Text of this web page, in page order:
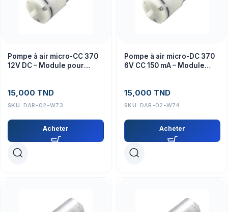
Pompe à air micro-CC 370
12V DC – Module pour
15,000 TND
SKU: DAR-02-W73
Acheter
Pompe à air micro-DC 370
6V CC 150 mA – Module
15,000 TND
SKU: DAR-02-W74
Acheter